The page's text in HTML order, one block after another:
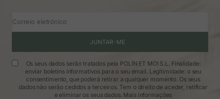
Correio eletrónico
JUNTAR-ME
Os seus dados serão tratados pela POLÍN ET MOI S.L. Finalidade:
enviar boletins informativos para o seu email. Legitimidade: o seu
consentimento, que poderá retirar a qualquer momento. Os seus
dados não serão cedidos a terceiros. Tem o direito de aceder, retificar
e eliminar os seus dados. Mais informações